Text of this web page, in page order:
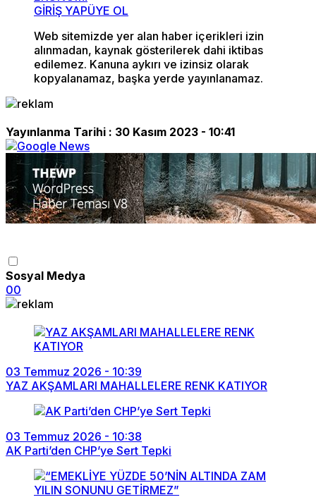
GİRİŞ YAPÜYE OL
Web sitemizde yer alan haber içerikleri izin
alınmadan, kaynak gösterilerek dahi iktibas
edilemez. Kanuna aykırı ve izinsiz olarak
kopyalanamaz, başka yerde yayınlanamaz.
Yayınlanma Tarihi : 30 Kasım 2023 - 10:41
Sosyal Medya
00
03 Temmuz 2026 - 10:39
YAZ AKŞAMLARI MAHALLELERE RENK KATIYOR
03 Temmuz 2026 - 10:38
AK Parti’den CHP’ye Sert Tepki